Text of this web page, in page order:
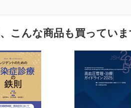
こんな商品も買っていま